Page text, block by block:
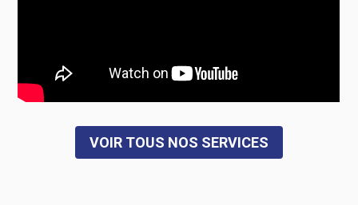
VOIR TOUS NOS SERVICES